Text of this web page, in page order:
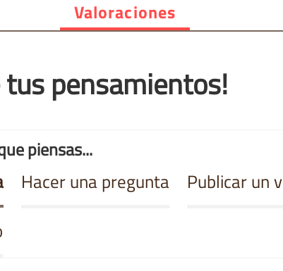
Valoraciones
tus pensamientos!
piensas...
Hacer una pregunta
Publicar un